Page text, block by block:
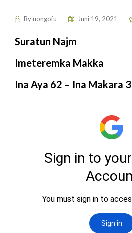
Byuongofu Juni 19, 2021
Suratun Najm
Imeteremka Makka
Ina Aya 62 – Ina Makara 3